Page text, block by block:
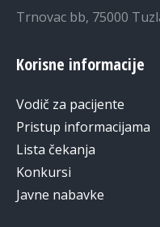
Trnovac bb, 75000
Korisne informacije
Vodič za pacijente
Pristup informacijama
Lista čekanja
Konkursi
Javne nabavke